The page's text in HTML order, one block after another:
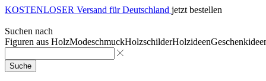
KOSTENLOSER Versand für Deutschland jetzt bestellen
Suchen nach
Figuren aus HolzModeschmuckHolzschilderHolzideen
Suche